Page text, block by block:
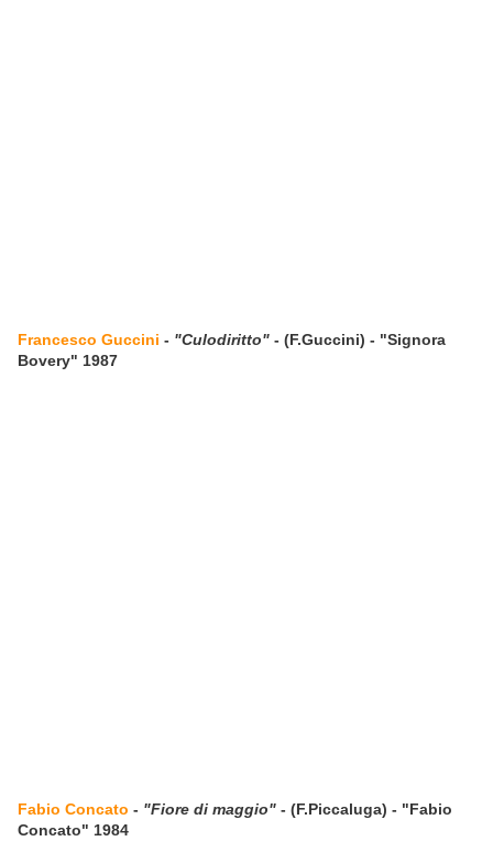
Francesco Guccini - "Culodiritto" - (F.Guccini) - "Signora
Bovery" 1987
Fabio Concato - "Fiore di maggio" - (F.Piccaluga) - "Fabio
Concato" 1984